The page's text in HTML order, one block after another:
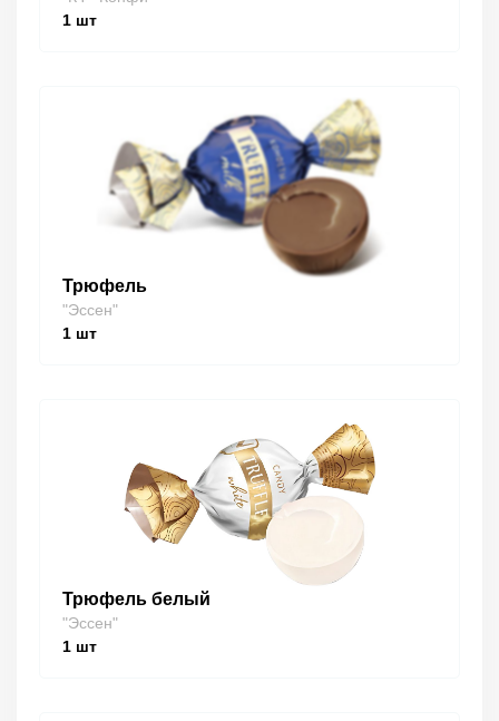
1 шт
Трюфель
"Эссен"
1 шт
Трюфель белый
"Эссен"
1 шт